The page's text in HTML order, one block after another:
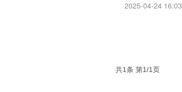
2025-04-24 16:03
共1条 第1/1页